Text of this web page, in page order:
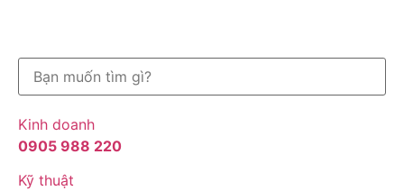
Kinh doanh
0905 988 220
Kỹ thuật